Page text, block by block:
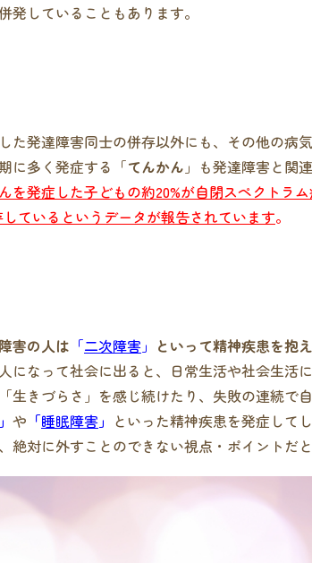
発していることもあります。
た発達障害同士の併存以外にも、その他の病
に多く発症する「てんかん 」も発達障害と関
を発症した子どもの約20%が自閉スペクトラ
ているというデータが報告されています。
害の人は 「二次障害 」 といって精神疾患を抱
になって社会に出ると、日常生活や社会生活
生きづらさ」を感じ続けたり、失敗の連続で
」 や 「睡眠障害」 といった精神疾患を発症して
絶対に外すことのできない視点・ポイントだ